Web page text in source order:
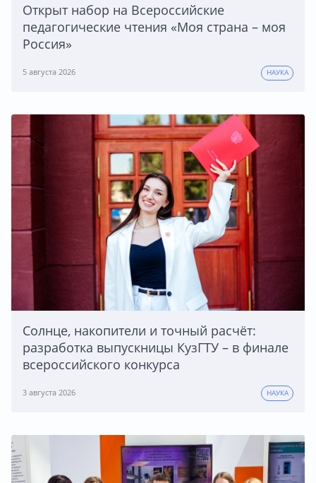
Открыт набор на Всероссийские
педагогические чтения «Моя страна – моя
Россия»
5 августа 2026 НАУКА
Солнце, накопители и точный расчёт:
разработка выпускницы КузГТУ – в финале
всероссийского конкурса
3 августа 2026 НАУКА